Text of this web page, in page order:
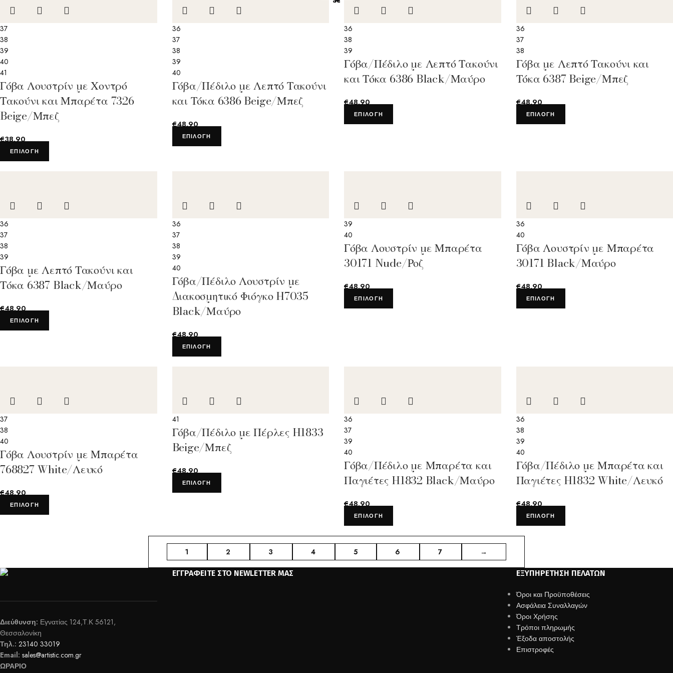
37
38
39
40
41
Γόβα Λουστρίν με Χοντρό
Τακούνι και Μπαρέτα 7326
Beige/Μπεζ
€38.90
ΕΠΙΛΟΓΉ
36
37
38
39
40
Γόβα/Πέδιλο με Λεπτό Τακούνι
και Τόκα 6386 Beige/Μπεζ
€48.90
ΕΠΙΛΟΓΉ
36
38
39
Γόβα/Πέδιλο με Λεπτό Τακούνι
και Τόκα 6386 Black/Μαύρο
€48.90
ΕΠΙΛΟΓΉ
36
37
38
Γόβα με Λεπτό Τακούνι και
Τόκα 6387 Beige/Μπεζ
€48.90
ΕΠΙΛΟΓΉ
36
37
38
39
Γόβα με Λεπτό Τακούνι και
Τόκα 6387 Black/Μαύρο
€48.90
ΕΠΙΛΟΓΉ
36
37
38
39
40
Γόβα/Πέδιλο Λουστρίν με
Διακοσμητικό Φιόγκο H7035
Black/Μαύρο
€48.90
ΕΠΙΛΟΓΉ
39
40
Γόβα Λουστρίν με Μπαρέτα
30171 Nude/Ροζ
€48.90
ΕΠΙΛΟΓΉ
36
40
Γόβα Λουστρίν με Μπαρέτα
30171 Black/Μαύρο
€48.90
ΕΠΙΛΟΓΉ
37
38
40
Γόβα Λουστρίν με Μπαρέτα
768827 White/Λευκό
€48.90
ΕΠΙΛΟΓΉ
41
Γόβα/Πέδιλο με Πέρλες H1833
Beige/Μπεζ
€48.90
ΕΠΙΛΟΓΉ
36
37
39
40
Γόβα/Πέδιλο με Μπαρέτα και
Παγιέτες H1832 Black/Μαύρο
€48.90
ΕΠΙΛΟΓΉ
36
38
39
40
Γόβα/Πέδιλο με Μπαρέτα και
Παγιέτες H1832 White/Λευκό
€48.90
ΕΠΙΛΟΓΉ
1 2 3 4 5 6 7 →
Διεύθυνση: Εγνατίας 124,Τ.Κ 56121,
Θεσσαλονίκη
Τηλ.: 23140 33019
Email: sales@artistic.com.gr
ΩΡΑΡΙΟ
ΕΓΓΡΑΦΕΊΤΕ ΣΤΟ NEWLETTER ΜΑΣ ΕΞΥΠΗΡΈΤΗΣΗ ΠΕΛΑΤΏΝ
Όροι και Προϋποθέσεις
Ασφάλεια Συναλλαγών
Όροι Χρήσης
Τρόποι πληρωμής
Έξοδα αποστολής
Επιστροφές